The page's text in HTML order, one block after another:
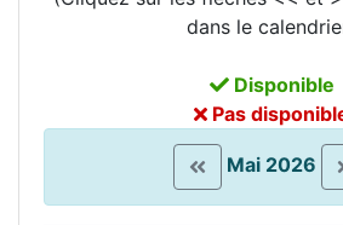
dans le
Disponible
Pas
Mai 2026